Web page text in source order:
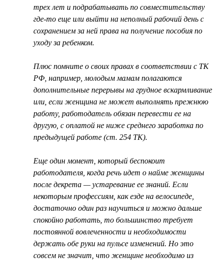
трех лет и подрабатывать по совместительству
где-то еще или выйти на неполный рабочий день с
сохранением за ней права на получение пособия по
уходу за ребенком.
Плюс помните о своих правах в соответствии с ТК
РФ, например, молодым мамам полагаются
дополнительные перерывы на грудное вскармливание
или, если женщина не может выполнять прежнюю
работу, работодатель обязан перевести ее на
другую, с оплатой не ниже среднего заработка по
предыдущей работе (ст. 254 ТК).
Еще один момент, который беспокоит
работодателя, когда речь идет о найме женщины
после декрета — устаревание ее знаний. Если
некоторым профессиям, как езде на велосипеде,
достаточно один раз научиться и можно дальше
спокойно работать, то большинство требует
постоянной вовлеченности и необходимости
держать обе руки на пульсе изменений. Но это
совсем не значит, что женщине необходимо из